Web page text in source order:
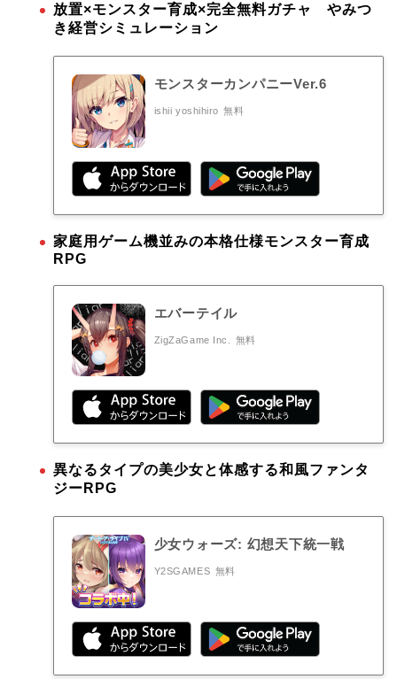
放置×モンスター育成×完全無料ガチャ やみつ
き経営シミュレーション
モンスターカンパニーVer.6
ishii yoshihiro 無料
家庭用ゲーム機並みの本格仕様モンスター育成
RPG
エバーテイル
ZigZaGame Inc. 無料
異なるタイプの美少女と体感する和風ファンタ
ジーRPG
少女ウォーズ: 幻想天下統一戦
Y2SGAMES 無料